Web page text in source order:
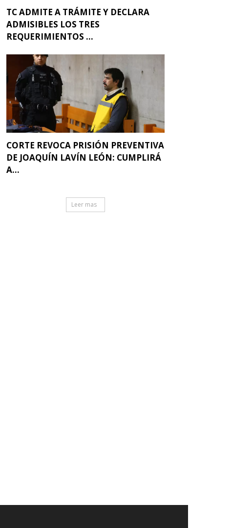
TC ADMITE A TRÁMITE Y DECLARA
ADMISIBLES LOS TRES
REQUERIMIENTOS ...
CORTE REVOCA PRISIÓN PREVENTIVA
DE JOAQUÍN LAVÍN LEÓN: CUMPLIRÁ
A...
Leer mas